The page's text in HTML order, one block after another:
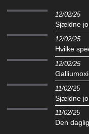
12/02/25
Sjældne
12/02/25
Hvilke
12/02/25
11/02/25
Sjældne
11/02/25
Den